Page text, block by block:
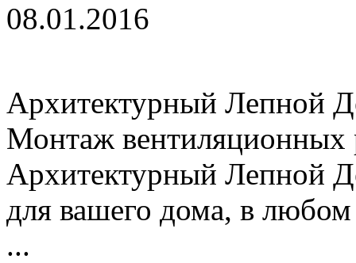
08.01.2016
Архитектурный Лепной
Монтаж вентиляционных
Архитектурный Лепной
для вашего дома, в любом
...